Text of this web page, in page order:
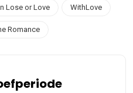
Lose or Love WithLove
Romance